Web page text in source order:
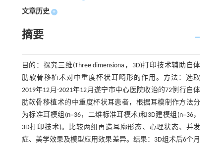
文章历史 +
摘要
目的：探究三维(Three dimensiona，3D)打印技术辅助自体
肋软骨移植术对中重度杯状耳畸形的作用。方法：选取
2019年12月-2021年12月遂宁市中心医院收治的72例行自体
肋软骨移植术的中重度杯状耳患者，根据耳模制作方法分
为标准耳模组(n=36，二维标准耳模术)和3D建模组(n=36，
3D打印技术)。比较两组再造耳廓形态、心理状态、并发
症、美学效果及模型应用效果差异。结果：3D组术后6个月